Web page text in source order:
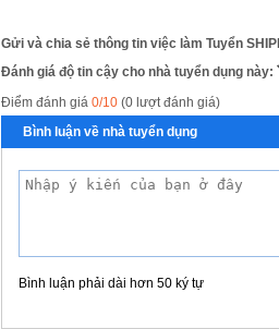
Gửi và chia sẻ thông tin việc làm Tuyển
Đánh giá độ tin cậy cho nhà tuyển dụng này:
Điểm đánh giá 0/10 (0 lượt đánh giá)
Bình luận về nhà tuyển dụng
Bình luận phải dài hơn 50 ký tự